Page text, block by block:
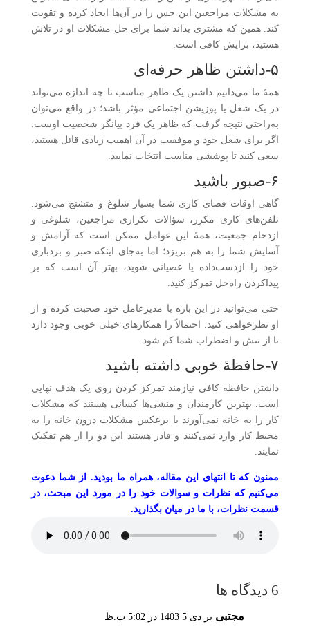
به مشکلات مراجعین این حس را در آن‌ها ایجاد کرده و تقویت
کند. همین که مشتری بداند شما برای حل مشکلات او در تلاش
هستید، برایش کافی است.
۵-داشتن ظاهر حرفه‌ای
همهٔ ما می‌دانیم داشتن یک ظاهر مناسب تا چه اندازه می‌تواند
در یک شغل یا پوزیشن اجتماعی مؤثر باشد؛ در واقع می‌توان
به‌راحتی نتیجه گرفت که ظاهر یک فرد بیانگر شخصیت اوست.
اگر برای شغل خود و موفقیت در آن اهمیت زیادی قائل هستید،
سعی کنید تا پوششی مناسب انتخاب نمایید.
۶-صبور باشید
گاهی اوقات فضای کاری شما بسیار شلوغ و متشنج می‌شود.
تلفن‌های کاری مکرر، سؤالات تکراری مراجعین، شلوغی و
ازدحام جمعیت، همهٔ این عوامل ممکن است که آرامش و
آسایش شما را به هم بریزد؛ اما به‌جای اینکه صبر و بردباری
خود را ازدست‌داده یا عصیانی شوید، بهتر آن است که بر
پیداکردن راه‌حل تمرکز کنید.
حتی می‌توانید در این باره با مدیرعامل خود صحبت کرده و از
او نظرخواهی کنید. احتمالاً را همکارهای خیلی خوبی وجود دارد
تا از تنش و اضطراب شما کم شود.
۷-حافظهٔ خوبی داشته باشید
داشتن حافظه کافی نیازمند تمرکز کردن روی یک هدف نهایی
است. بهترین کارمندان و منشی‌ها کسانی هستند که مشکلات
کار را به خانه نمی‌آورند یا برعکس مشکلات درون خانه را به
محیط کار وارد نمی‌کنند و قادر هستند این دو را از هم تفکیک
نمایند.
ممنون که تا انتهای این مقاله، همراه ما بودید. از شما دعوت
می‌کنیم که نظرات و سوالات خود را در مورد این مبحث، در
قسمت نظرات، با ما در میان بگذارید.
6 دیدگاه ها
مجتبی بر دی 5 1403 در 5:02 ب.ظ